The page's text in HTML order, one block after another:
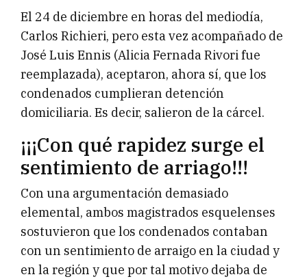
El 24 de diciembre en horas del mediodía,
Carlos Richieri, pero esta vez acompañado de
José Luis Ennis (Alicia Fernada Rivori fue
reemplazada), aceptaron, ahora sí, que los
condenados cumplieran detención
domiciliaria. Es decir, salieron de la cárcel.
¡¡¡Con qué rapidez surge el
sentimiento de arriago!!!
Con una argumentación demasiado
elemental, ambos magistrados esquelenses
sostuvieron que los condenados contaban
con un sentimiento de arraigo en la ciudad y
en la región y que por tal motivo dejaba de